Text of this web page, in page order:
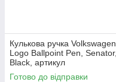
Кулькова ручка Volkswagen
Logo Ballpoint Pen, Senator,
Black, артикул
000087703ME041
Готово до відправки